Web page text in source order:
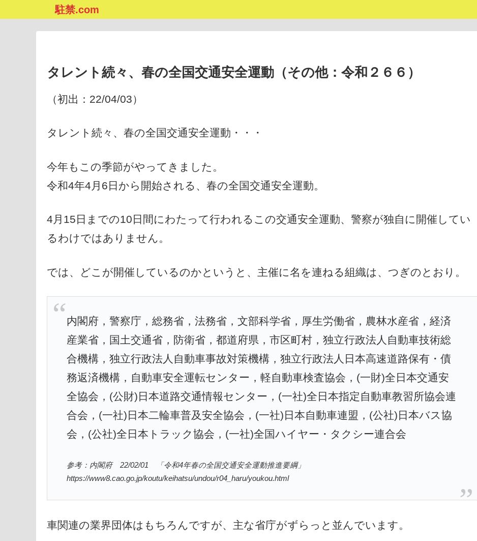
駐禁.com
タレント続々、春の全国交通安全運動（その他：令和２６６）
（初出：22/04/03）
タレント続々、春の全国交通安全運動・・・
今年もこの季節がやってきました。
令和4年4月6日から開始される、春の全国交通安全運動。
4月15日までの10日間にわたって行われるこの交通安全運動、警察が独自に開催してい
るわけではありません。
では、どこが開催しているのかというと、主催に名を連ねる組織は、つぎのとおり。
内閣府，警察庁，総務省，法務省，文部科学省，厚生労働省，農林水産省，経済
産業省，国土交通省，防衛省，都道府県，市区町村，独立行政法人自動車技術総
合機構，独立行政法人自動車事故対策機構，独立行政法人日本高速道路保有・債
務返済機構，自動車安全運転センター，軽自動車検査協会，(一財)全日本交通安
全協会，(公財)日本道路交通情報センター，(一社)全日本指定自動車教習所協会連
合会，(一社)日本二輪車普及安全協会，(一社)日本自動車連盟，(公社)日本バス協
会，(公社)全日本トラック協会，(一社)全国ハイヤー・タクシー連合会
参考：内閣府 22/02/01 「令和4年春の全国交通安全運動推進要綱」
https://www8.cao.go.jp/koutu/keihatsu/undou/r04_haru/youkou.html
車関連の業界団体はもちろんですが、主な省庁がずらっと並んでいます。